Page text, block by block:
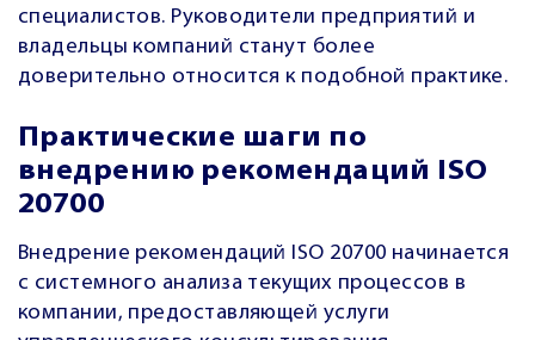
специалистов. Руководители предприятий и
владельцы компаний станут более
доверительно относится к подобной практике.
Практические шаги по
внедрению рекомендаций ISO
20700
Внедрение рекомендаций ISO 20700 начинается
с системного анализа текущих процессов в
компании, предоставляющей услуги